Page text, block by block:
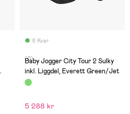
6 Kvar
(0)
Baby Jogger City Tour 2 Sulky
inkl. Liggdel, Everett Green/Jet
5 288 kr